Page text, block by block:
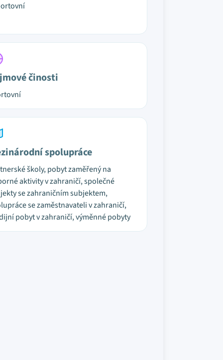
činosti
spolupráce
školy, pobyt zaměřený na
aktivity v zahraničí, společné
se zahraničním subjektem,
se zaměstnavateli v zahraničí,
pobyt v zahraničí, výměnné pobyty